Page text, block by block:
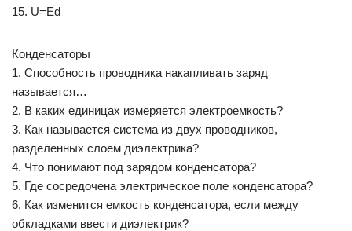
15. U=Ed
Конденсаторы
1. Способность проводника накапливать заряд
называется…
2. В каких единицах измеряется электроемкость?
3. Как называется система из двух проводников,
разделенных слоем диэлектрика?
4. Что понимают под зарядом конденсатора?
5. Где сосредочена электрическое поле конденсатора?
6. Как изменится емкость конденсатора, если между
обкладками ввести диэлектрик?